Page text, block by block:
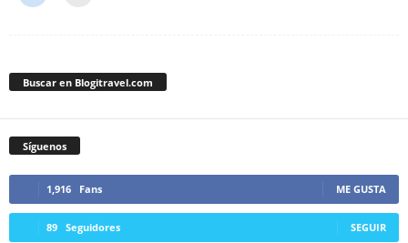
Buscar en Blogitravel.com
Síguenos
1,916 Fans ME GUSTA
89 Seguidores SEGUIR